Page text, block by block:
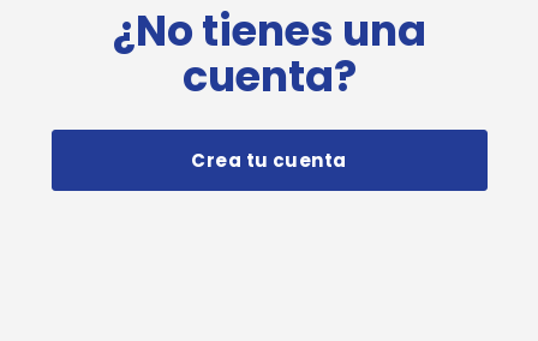
¿No tienes una
cuenta?
Crea tu cuenta